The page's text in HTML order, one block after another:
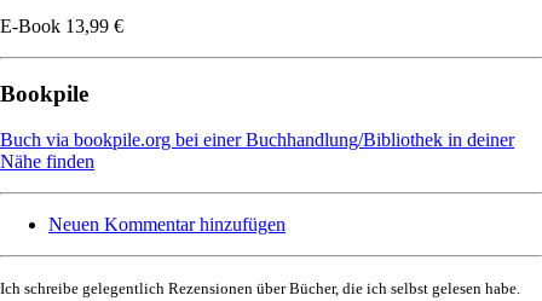
E-Book 13,99 €
Bookpile
Buch via bookpile.org bei einer Buchhandlung/Bibliothek in deiner
Nähe finden
Neuen Kommentar hinzufügen
Ich schreibe gelegentlich Rezensionen über Bücher, die ich selbst gelesen habe.